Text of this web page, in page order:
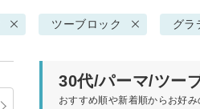
ツーブロック グラ
30代/パーマ/ツー
おすすめ順や新着順からお好